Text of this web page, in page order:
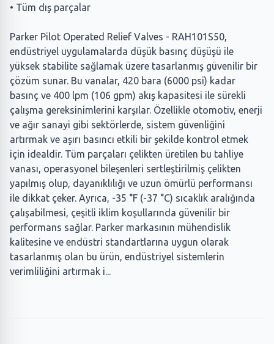
• Tüm dış parçalar
Parker Pilot Operated Relief Valves - RAH101S50,
endüstriyel uygulamalarda düşük basınç düşüşü ile
yüksek stabilite sağlamak üzere tasarlanmış güvenilir bir
çözüm sunar. Bu vanalar, 420 bara (6000 psi) kadar
basınç ve 400 lpm (106 gpm) akış kapasitesi ile sürekli
çalışma gereksinimlerini karşılar. Özellikle otomotiv, enerji
ve ağır sanayi gibi sektörlerde, sistem güvenliğini
artırmak ve aşırı basıncı etkili bir şekilde kontrol etmek
için idealdir. Tüm parçaları çelikten üretilen bu tahliye
vanası, operasyonel bileşenleri sertleştirilmiş çelikten
yapılmış olup, dayanıklılığı ve uzun ömürlü performansı
ile dikkat çeker. Ayrıca, -35 °F (-37 °C) sıcaklık aralığında
çalışabilmesi, çeşitli iklim koşullarında güvenilir bir
performans sağlar. Parker markasının mühendislik
kalitesine ve endüstri standartlarına uygun olarak
tasarlanmış olan bu ürün, endüstriyel sistemlerin
verimliliğini artırmak i...